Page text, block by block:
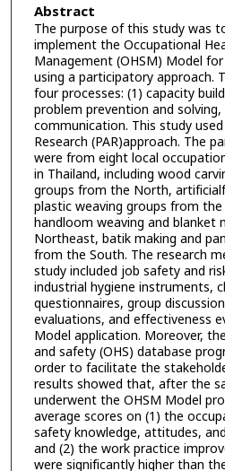
Abstract
The purpose of this study was
implement the Occupational
Management (OHSM) Model
using a participatory approach.
four processes: (1) capacity
problem prevention and
communication. This study
Research (PAR)approach. The
were from eight local
in Thailand, including wood
groups from the North,
plastic weaving groups from
handloom weaving and blanket
Northeast, batik making and
from the South. The research
study included job safety and
industrial hygiene instruments,
questionnaires, group
evaluations, and effectiveness
Model application. Moreover,
and safety (OHS) database
order to facilitate the
results showed that, after the
underwent the OHSM Model
average scores on (1) the
safety knowledge, attitudes,
and (2) the work practice
were significantly higher than